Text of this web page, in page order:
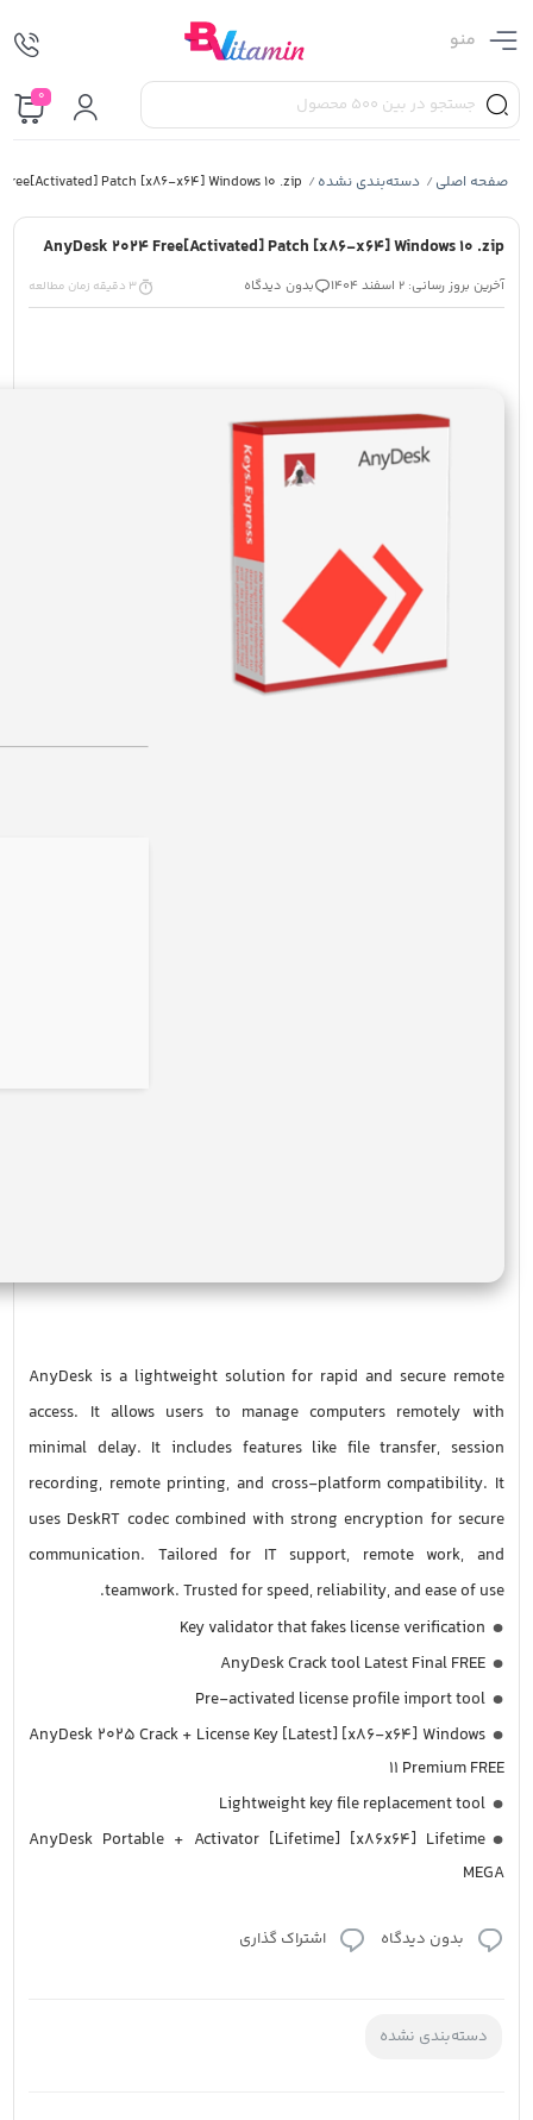
منو
0
صفحه اصلی / دسته‌بندی نشده /
Patch [x86-x64] Windows 10 .zip
AnyDesk 2024 Free[Activated] Patch [x86-x64] Windows 10 .zip
آخرین بروز رسانی: 2 اسفند 1404 بدون دیدگاه 3 دقیقه زمان مطالعه
AnyDesk is a lightweight solution for rapid and secure remote
access. It allows users to manage computers remotely with
minimal delay. It includes features like file transfer, session
recording, remote printing, and cross-platform compatibility. It
uses DeskRT codec combined with strong encryption for secure
communication. Tailored for IT support, remote work, and
teamwork. Trusted for speed, reliability, and ease of use.
Key validator that fakes license verification
AnyDesk Crack tool Latest Final FREE
Pre-activated license profile import tool
AnyDesk 2025 Crack + License Key [Latest] [x86-x64] Windows
11 Premium FREE
Lightweight key file replacement tool
AnyDesk Portable + Activator [Lifetime] [x86x64] Lifetime
MEGA
بدون دیدگاه اشتراک گذاری
دسته‌بندی نشده